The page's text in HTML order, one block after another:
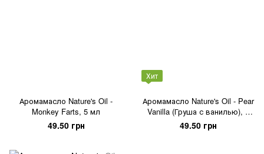
Аромамасло Nature's Oil -
Monkey Farts, 5 мл
49.50 грн
Хит
Аромамасло Nature's Oil - Pear
Vanilla (Груша с ванилью), 5
мл
49.50 грн